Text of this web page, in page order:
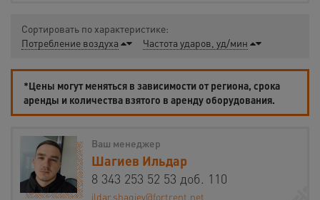
Сортировать по характеристике:
Потребление воздуха
Частота ударов, уд/мин
*Цены могут меняться в зависимости от региона, срока
аренды и количества взятого в аренду оборудования.
Ваш менеджер
Шагиев Ильдар
8 343 253 52 53 доб. 110
ildar.shagiev@fortrent.net